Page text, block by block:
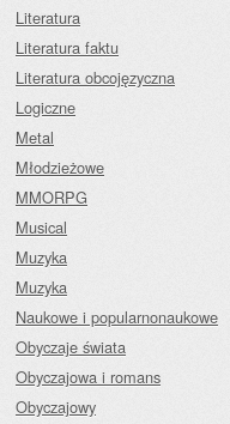
Literatura
Literatura faktu
Literatura obcojęzyczna
Logiczne
Metal
Młodzieżowe
MMORPG
Musical
Muzyka
Muzyka
Naukowe i popularnonaukowe
Obyczaje świata
Obyczajowa i romans
Obyczajowy